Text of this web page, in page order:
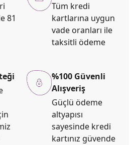
81
Tüm kredi
kartlarına uygun
vade oranları ile
taksitli ödeme
%100 Güvenli
Alışveriş
Güçlü ödeme
altyapısı
sayesinde kredi
kartınız güvende